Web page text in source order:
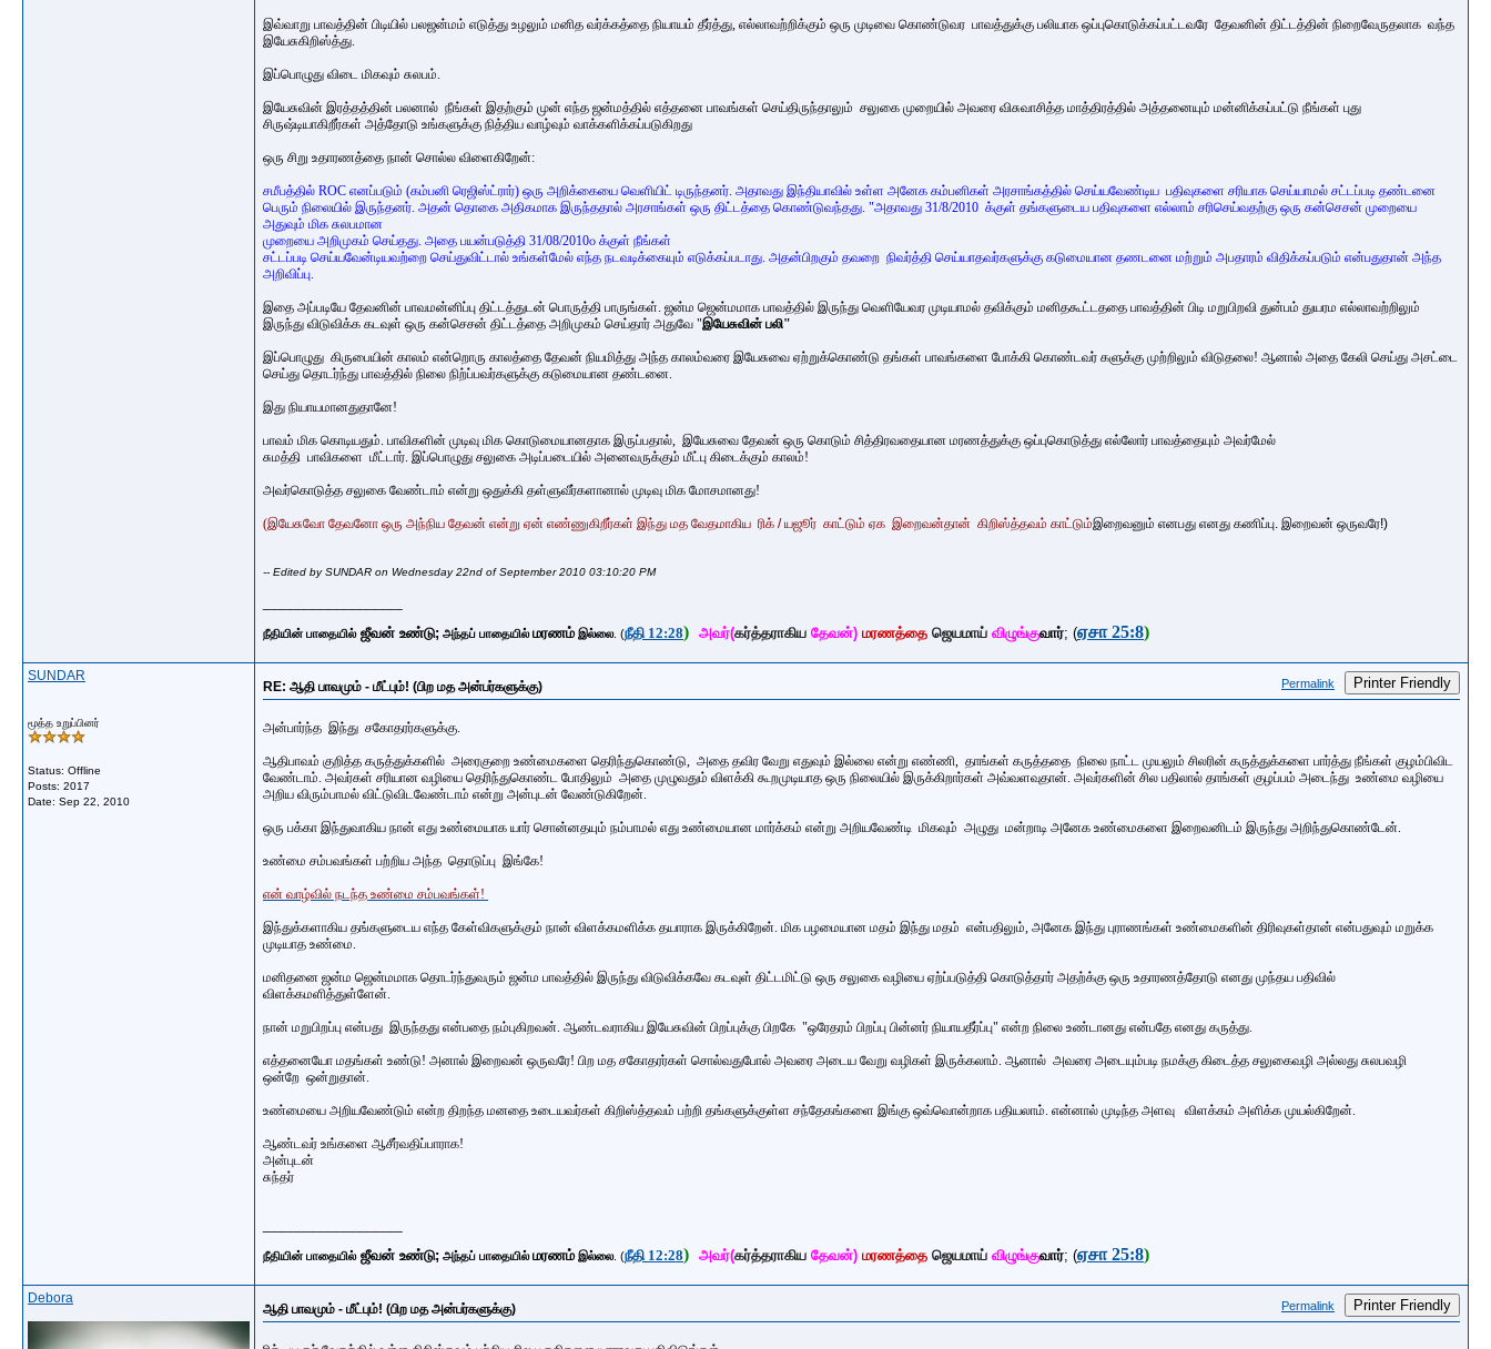
இவ்வாறு பாவத்தின் பிடியில் பலஜன்மம் எடுத்து உழலும் மனித வர்க்கத்தை நியாயம் தீர்த்து, எல்லாவற்றிக்கும் ஒரு முடிவை கொண்டுவர பாவத்துக்கு பலியாக ஒப்புகொடுக்கப்பட்டவரே தேவனின் திட்டத்தின் நிறைவேருதலாக வந்த
இயேசுகிறிஸ்த்து.
இப்பொழுது விடை மிகவும் சுலபம்.
இயேசுவின் இரத்தத்தின் பலனால் நீங்கள் இதற்கும் முன் எந்த ஜன்மத்தில் எத்தனை பாவங்கள் செய்திருந்தாலும் சலுகை முறையில் அவரை விசுவாசித்த மாத்திரத்தில் அத்தனையும் மன்னிக்கப்பட்டு நீங்கள் புது
சிருஷ்டியாகிறீர்கள் அத்தோடு உங்களுக்கு நித்திய வாழ்வும் வாக்களிக்கப்படுகிறது
ஒரு சிறு உதாரணத்தை நான் சொல்ல விளைகிறேன்:
சமீபத்தில் ROC எனப்படும் (கம்பனி ரெஜிஸ்ட்ரார்) ஒரு அறிக்கையை வெளியிட் டிருந்தனர். அதாவது இந்தியாவில் உள்ள அனேக கம்பனிகள் அரசாங்கத்தில் செய்யவேண்டிய பதிவுகளை சரியாக செய்யாமல் சட்டப்படி தண்டனை
பெரும் நிலையில் இருந்தனர். அதன் தொகை அதிகமாக இருந்ததால் அரசாங்கள் ஒரு திட்டத்தை கொண்டுவந்தது. "அதாவது 31/8/2010 க்குள் தங்களுடைய பதிவுகளை எல்லாம் சரிசெய்வதற்கு ஒரு கன்செசன் முறையை
அதுவும் மிக சுலபமான
முறையை அறிமுகம் செய்தது. அதை பயன்படுத்தி 31/08/2010௦ க்குள் நீங்கள்
சட்டப்படி செய்யவேன்டியவற்றை செய்துவிட்டால் உங்கள்மேல் எந்த நடவடிக்கையும் எடுக்கப்படாது. அதன்பிறகும் தவறை நிவர்த்தி செய்யாதவர்களுக்கு கடுமையான தணடனை மற்றும் அபதாரம் விதிக்கப்படும் என்பதுதான் அந்த
அறிவிப்பு.
இதை அப்படியே தேவனின் பாவமன்னிப்பு திட்டத்துடன் பொருத்தி பாருங்கள். ஜன்ம ஜென்மமாக பாவத்தில் இருந்து வெளியேவர முடியாமல் தவிக்கும் மனிதகூட்டததை பாவத்தின் பிடி மறுபிறவி துன்பம் துயரம எல்லாவற்றிலும்
இருந்து விடுவிக்க கடவுள் ஒரு கன்செசன் திட்டத்தை அறிமுகம் செய்தார் அதுவே "இயேசுவின் பலி"
இப்பொழுது கிருபையின் காலம் என்றொரு காலத்தை தேவன் நியமித்து அந்த காலம்வரை இயேசுவை ஏற்றுக்கொண்டு தங்கள் பாவங்களை போக்கி கொண்டவர் களுக்கு முற்றிலும் விடுதலை! ஆனால் அதை கேலி செய்து அசட்டை
செய்து தொடர்ந்து பாவத்தில் நிலை நிற்ப்பவர்களுக்கு கடுமையான தண்டனை.
இது நியாயமானதுதானே!
பாவம் மிக கொடியதும். பாவிகளின் முடிவு மிக கொடுமையானதாக இருப்பதால், இயேசுவை தேவன் ஒரு கொடும் சித்திரவதையான மரணத்துக்கு ஒப்புகொடுத்து எல்லோர் பாவத்தையும் அவர்மேல்
சுமத்தி பாவிகளை மீட்டார். இப்பொழுது சலுகை அடிப்படையில் அனைவருக்கும் மீட்பு கிடைக்கும் காலம்!
அவர்கொடுத்த சலுகை வேண்டாம் என்று ஒதுக்கி தள்ளுவீர்களானால் முடிவு மிக மோசமானது!
(இயேசுவோ தேவனோ ஒரு அந்நிய தேவன் என்று ஏன் எண்ணுகிறீர்கள் இந்து மத வேதமாகிய ரிக் / யஜூர் காட்டும் ஏக இறைவன்தான் கிறிஸ்த்தவம் காட்டும்இறைவனும் எனபது எனது கணிப்பு. இறைவன் ஒருவரே!)
-- Edited by SUNDAR on Wednesday 22nd of September 2010 03:10:20 PM
நீதியின் பாதையில்ஜீவன் உண்டு; அந்தப் பாதையில்மரணம்இல்லை. (நீதி 12:28) அவர்(கர்த்தராகிய தேவன்) மரணத்தை ஜெயமாய் விழுங்குவார்; (ஏசா 25:8)
SUNDAR
மூத்த உறுப்பினர்
Status: Offline
Posts: 2017
Date: Sep 22, 2010
RE: ஆதி பாவமும் - மீட்பும்! (பிற மத அன்பர்களுக்கு) Permalink Printer Friendly
அன்பார்ந்த இந்து சகோதரர்களுக்கு.
ஆதிபாவம் குறித்த கருத்துக்களில் அரைகுறை உண்மைகளை தெரிந்துகொண்டு, அதை தவிர வேறு எதுவும் இல்லை என்று எண்ணி, தாங்கள் கருத்ததை நிலை நாட்ட முயலும் சிலரின் கருத்துக்களை பார்த்து நீங்கள் குழம்பிவிட
வேண்டாம். அவர்கள் சரியான வழியை தெரிந்துகொண்ட போதிலும் அதை முழுவதும் விளக்கி கூறமுடியாத ஒரு நிலையில் இருக்கிறார்கள் அவ்வளவுதான். அவர்களின் சில பதிலால் தாங்கள் குழப்பம் அடைந்து உண்மை வழியை
அறிய விரும்பாமல் விட்டுவிடவேண்டாம் என்று அன்புடன் வேண்டுகிறேன்.
ஒரு பக்கா இந்துவாகிய நான் எது உண்மையாக யார் சொன்னதயும் நம்பாமல் எது உண்மையான மார்க்கம் என்று அறியவேண்டி மிகவும் அழுது மன்றாடி அனேக உண்மைகளை இறைவனிடம் இருந்து அறிந்துகொண்டேன்.
உண்மை சம்பவங்கள் பற்றிய அந்த தொடுப்பு இங்கே!
என் வாழ்வில் நடந்த உண்மை சம்பவங்கள்!
இந்துக்களாகிய தங்களுடைய எந்த கேள்விகளுக்கும் நான் விளக்கமளிக்க தயாராக இருக்கிறேன். மிக பழமையான மதம் இந்து மதம் என்பதிலும், அனேக இந்து புராணங்கள் உண்மைகளின் திரிவுகள்தான் என்பதுவும் மறுக்க
முடியாத உண்மை.
மனிதனை ஜன்ம ஜென்மமாக தொடர்ந்துவரும் ஜன்ம பாவத்தில் இருந்து விடுவிக்கவே கடவுள் திட்டமிட்டு ஒரு சலுகை வழியை ஏற்ப்படுத்தி கொடுத்தார் அதற்க்கு ஒரு உதாரணத்தோடு எனது முந்தய பதிவில்
விளக்கமளித்துள்ளேன்.
நான் மறுபிறப்பு என்பது இருந்தது என்பதை நம்புகிறவன். ஆண்டவராகிய இயேசுவின் பிறப்புக்கு பிறகே "ஒரேதரம் பிறப்பு பின்னர் நியாயதீர்ப்பு" என்ற நிலை உண்டானது என்பதே எனது கருத்து.
எத்தனையோ மதங்கள் உண்டு! அனால் இறைவன் ஒருவரே! பிற மத சகோதரர்கள் சொல்வதுபோல் அவரை அடைய வேறு வழிகள் இருக்கலாம். ஆனால் அவரை அடையும்படி நமக்கு கிடைத்த சலுகைவழி அல்லது சுலபவழி
ஒன்றே ஒன்றுதான்.
உண்மையை அறியவேண்டும் என்ற திறந்த மனதை உடையவர்கள் கிறிஸ்த்தவம் பற்றி தங்களுக்குள்ள சந்தேகங்களை இங்கு ஒவ்வொன்றாக பதியலாம். என்னால் முடிந்த அளவு விளக்கம் அளிக்க முயல்கிறேன்.
ஆண்டவர் உங்களை ஆசீர்வதிப்பாராக!
அன்புடன்
சுந்தர்
நீதியின் பாதையில்ஜீவன் உண்டு; அந்தப் பாதையில்மரணம்இல்லை. (நீதி 12:28) அவர்(கர்த்தராகிய தேவன்) மரணத்தை ஜெயமாய் விழுங்குவார்; (ஏசா 25:8)
Debora
ஆதி பாவமும் - மீட்பும்! (பிற மத அன்பர்களுக்கு) Permalink Printer Friendly